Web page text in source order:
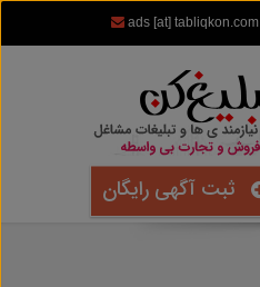
ads [at] tabliqkon.com
ثبت آگهی رایگان